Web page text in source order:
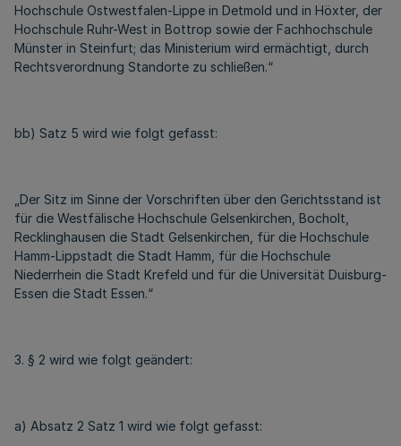
Hochschule Ostwestfalen-Lippe in Detmold und in Höxter, der
Hochschule Ruhr-West in Bottrop sowie der Fachhochschule
Münster in Steinfurt; das Ministerium wird ermächtigt, durch
Rechtsverordnung Standorte zu schließen.“
bb) Satz 5 wird wie folgt gefasst:
„Der Sitz im Sinne der Vorschriften über den Gerichtsstand ist
für die Westfälische Hochschule Gelsenkirchen, Bocholt,
Recklinghausen die Stadt Gelsenkirchen, für die Hochschule
Hamm-Lippstadt die Stadt Hamm, für die Hochschule
Niederrhein die Stadt Krefeld und für die Universität Duisburg-
Essen die Stadt Essen.“
3. § 2 wird wie folgt geändert:
a) Absatz 2 Satz 1 wird wie folgt gefasst: